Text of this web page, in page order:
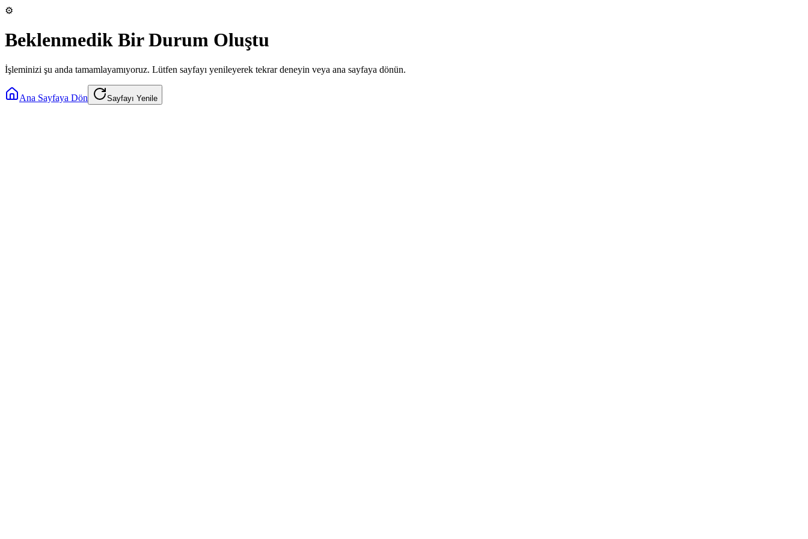
⚙️
Beklenmedik Bir Durum Oluştu
İşleminizi şu anda tamamlayamıyoruz. Lütfen sayfayı yenileyerek tekrar deneyin veya ana sayfaya dönün.
Ana Sayfaya Dön Sayfayı Yenile